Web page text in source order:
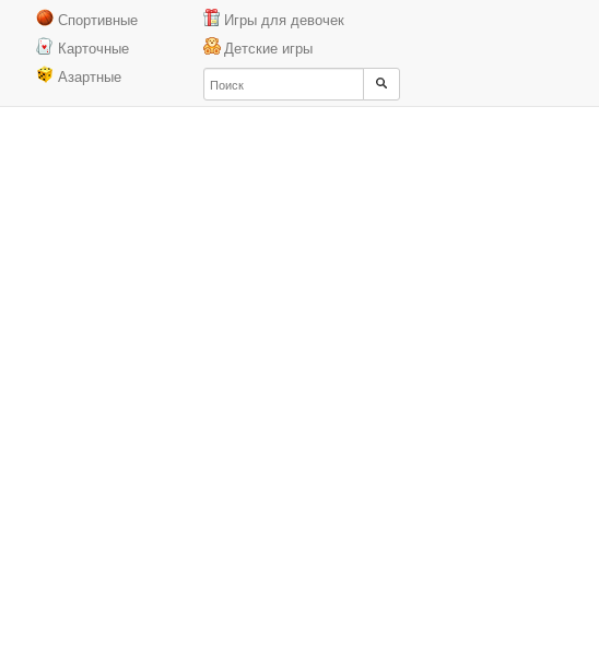
Спортивные
Карточные
Азартные
Игры для девочек
Детские игры